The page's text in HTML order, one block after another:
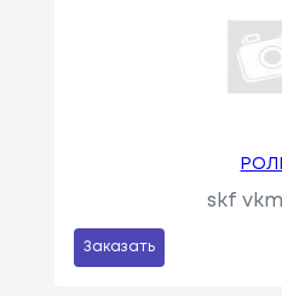
skf
Заказать